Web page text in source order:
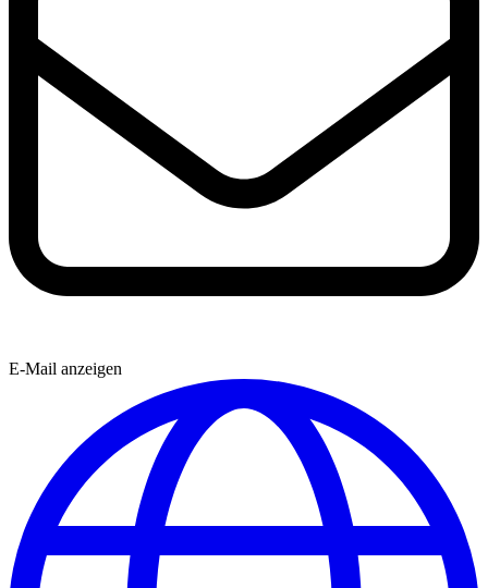
E-Mail anzeigen